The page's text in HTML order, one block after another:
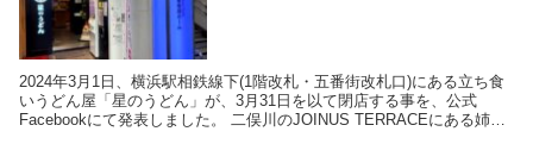
2024年3月1日、横浜駅相鉄線下(1階改札・五番街改札口)にある立ち食
いうどん屋「星のうどん」が、3月31日を以て閉店する事を、公式
Facebookにて発表しました。 二俣川のJOINUS TERRACEにある姉妹